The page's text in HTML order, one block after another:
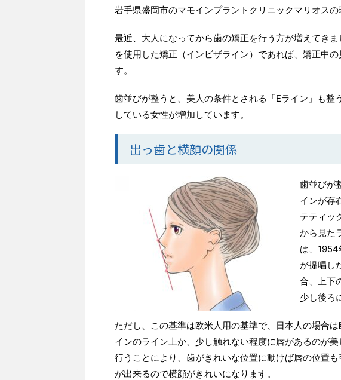
岩手県盛岡市のマモインプラントクリニックマリオスの
最近、大人になってから歯の矯正を行う方が増えてき
を使用した矯正（インビザライン）であれば、矯正中
す。
歯並びが整うと、美人の条件とされる「Eライン」も整
している女性が増加しています。
出っ歯と横顔の関係
歯並びが
インが存
テティッ
から見た
は、 1954
が提唱し
合、上下
少し後ろ
ただし、この基準は欧米人用の基準で、日本人の場合
インのライン上か、少し触れない程度に唇があるのが美
行うことにより、歯がきれいな位置に動けば唇の位置も
が出来るので横顔がきれいになります。